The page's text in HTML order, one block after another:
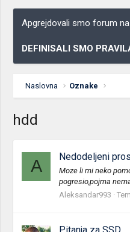
Apgrejdovali smo forum
DEFINISALI SMO
Naslovna Oznake
hdd
A Nedodeljeni
Moze li mi neko
pogresio,pojma
Aleksandar993